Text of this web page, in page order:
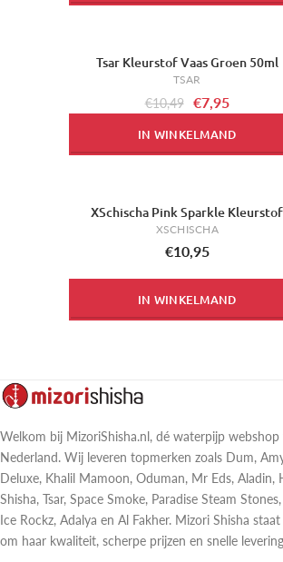
Tsar Kleurstof Vaas Groen 50ml
TSAR
€10,49 €7,95
IN WINKELMAND
XSchischa Pink Sparkle Kleurstof
XSCHISCHA
€10,95
IN WINKELMAND
Welkom bij MizoriShisha.nl, dé waterpijp webshop
Nederland. Wij leveren topmerken zoals Dum,
Deluxe, Khalil Mamoon, Oduman, Mr Eds, Aladin,
Shisha, Tsar, Space Smoke, Paradise Steam
Ice Rockz, Adalya en Al Fakher. Mizori Shisha
om haar kwaliteit, scherpe prijzen en snelle